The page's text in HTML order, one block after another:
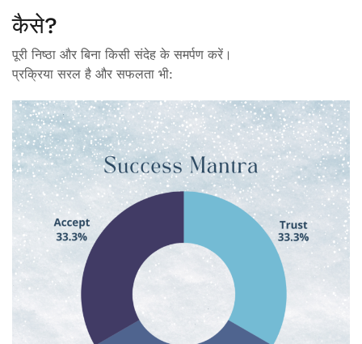
कैसे?
पूरी निष्ठा और बिना किसी संदेह के समर्पण करें।
प्रक्रिया सरल है और सफलता भी: